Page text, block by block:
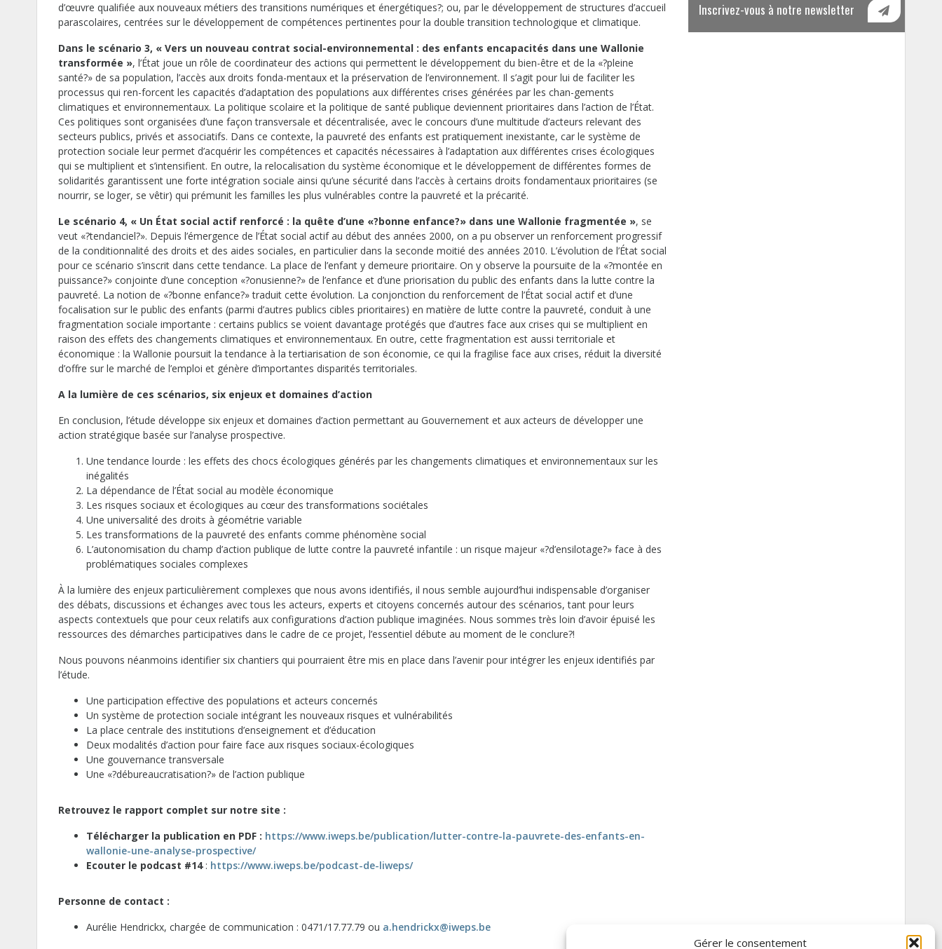
Gérer le consentement
d’œuvre qualifiée aux nouveaux métiers des transitions numériques et énergétiques?; ou, par le développement de structures d’accueil
parascolaires, centrées sur le développement de compétences pertinentes pour la double transition technologique et climatique.
Dans le scénario 3, « Vers un nouveau contrat social-environnemental : des enfants encapacités dans une Wallonie
transformée », l’État joue un rôle de coordinateur des actions qui permettent le développement du bien-être et de la «?pleine
santé?» de sa population, l’accès aux droits fonda-mentaux et la préservation de l’environnement. Il s’agit pour lui de faciliter les
processus qui ren-forcent les capacités d’adaptation des populations aux différentes crises générées par les chan-gements
climatiques et environnementaux. La politique scolaire et la politique de santé publique deviennent prioritaires dans l’action de l’État.
Ces politiques sont organisées d’une façon transversale et décentralisée, avec le concours d’une multitude d’acteurs relevant des
secteurs publics, privés et associatifs. Dans ce contexte, la pauvreté des enfants est pratiquement inexistante, car le système de
protection sociale leur permet d’acquérir les compétences et capacités nécessaires à l’adaptation aux différentes crises écologiques
qui se multiplient et s’intensifient. En outre, la relocalisation du système économique et le développement de différentes formes de
solidarités garantissent une forte intégration sociale ainsi qu’une sécurité dans l’accès à certains droits fondamentaux prioritaires (se
nourrir, se loger, se vêtir) qui prémunit les familles les plus vulnérables contre la pauvreté et la précarité.
Le scénario 4, « Un État social actif renforcé : la quête d’une «?bonne enfance?» dans une Wallonie fragmentée », se
veut «?tendanciel?». Depuis l’émergence de l’État social actif au début des années 2000, on a pu observer un renforcement progressif
de la conditionnalité des droits et des aides sociales, en particulier dans la seconde moitié des années 2010. L’évolution de l’État social
pour ce scénario s’inscrit dans cette tendance. La place de l’enfant y demeure prioritaire. On y observe la poursuite de la «?montée en
puissance?» conjointe d’une conception «?onusienne?» de l’enfance et d’une priorisation du public des enfants dans la lutte contre la
pauvreté. La notion de «?bonne enfance?» traduit cette évolution. La conjonction du renforcement de l’État social actif et d’une
focalisation sur le public des enfants (parmi d’autres publics cibles prioritaires) en matière de lutte contre la pauvreté, conduit à une
fragmentation sociale importante : certains publics se voient davantage protégés que d’autres face aux crises qui se multiplient en
raison des effets des changements climatiques et environnementaux. En outre, cette fragmentation est aussi territoriale et
économique : la Wallonie poursuit la tendance à la tertiarisation de son économie, ce qui la fragilise face aux crises, réduit la diversité
d’offre sur le marché de l’emploi et génère d’importantes disparités territoriales.
A la lumière de ces scénarios, six enjeux et domaines d’action
En conclusion, l’étude développe six enjeux et domaines d’action permettant au Gouvernement et aux acteurs de développer une
action stratégique basée sur l’analyse prospective.
Une tendance lourde : les effets des chocs écologiques générés par les changements climatiques et environnementaux sur les
inégalités
La dépendance de l’État social au modèle économique
Les risques sociaux et écologiques au cœur des transformations sociétales
Une universalité des droits à géométrie variable
Les transformations de la pauvreté des enfants comme phénomène social
L’autonomisation du champ d’action publique de lutte contre la pauvreté infantile : un risque majeur «?d’ensilotage?» face à des
problématiques sociales complexes
À la lumière des enjeux particulièrement complexes que nous avons identifiés, il nous semble aujourd’hui indispensable d’organiser
des débats, discussions et échanges avec tous les acteurs, experts et citoyens concernés autour des scénarios, tant pour leurs
aspects contextuels que pour ceux relatifs aux configurations d’action publique imaginées. Nous sommes très loin d’avoir épuisé les
ressources des démarches participatives dans le cadre de ce projet, l’essentiel débute au moment de le conclure?!
Nous pouvons néanmoins identifier six chantiers qui pourraient être mis en place dans l’avenir pour intégrer les enjeux identifiés par
l’étude.
Une participation effective des populations et acteurs concernés
Un système de protection sociale intégrant les nouveaux risques et vulnérabilités
La place centrale des institutions d’enseignement et d’éducation
Deux modalités d’action pour faire face aux risques sociaux-écologiques
Une gouvernance transversale
Une «?débureaucratisation?» de l’action publique
Retrouvez le rapport complet sur notre site :
Télécharger la publication en PDF : https://www.iweps.be/publication/lutter-contre-la-pauvrete-des-enfants-en-
wallonie-une-analyse-prospective/
Ecouter le podcast #14 : https://www.iweps.be/podcast-de-liweps/
Personne de contact :
Aurélie Hendrickx, chargée de communication : 0471/17.77.79 ou a.hendrickx@iweps.be
Inscrivez-vous à notre newsletter